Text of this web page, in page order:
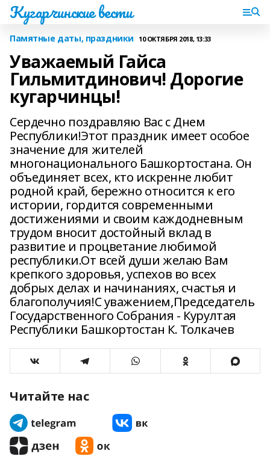
Кугарчинские вести
Памятные даты, праздники 10 ОКТЯБРЯ 2018, 13:33
Уважаемый Гайса
Гильмитдинович! Дорогие
кугарчинцы!
Сердечно поздравляю Вас с Днем
Республики!Этот праздник имеет особое
значение для жителей
многонационального Башкортостана. Он
объединяет всех, кто искренне любит
родной край, бережно относится к его
истории, гордится современными
достижениями и своим каждодневным
трудом вносит достойный вклад в
развитие и процветание любимой
республики.От всей души желаю Вам
крепкого здоровья, успехов во всех
добрых делах и начинаниях, счастья и
благополучия!С уважением,Председатель
Государственного Собрания - Курултая
Республики Башкортостан К. Толкачев
Читайте нас